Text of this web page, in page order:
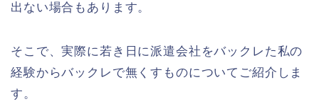
出ない場合もあります。
そこで、実際に若き日に派遣会社をバックレた私の
経験からバックレで無くすものについてご紹介しま
す。